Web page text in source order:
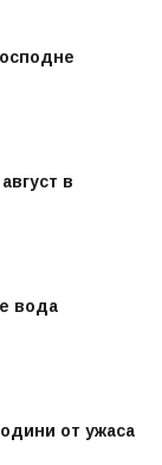
в
вода
от ужаса